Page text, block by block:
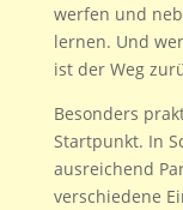
werfen und
lernen. Und
ist der Weg
Besonders
Startpunkt. In
ausreichend
verschiedene